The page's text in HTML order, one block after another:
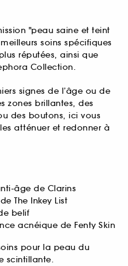
"peau saine et teint
soins spécifiques
réputées, ainsi que
Collection.
signes de l’âge ou de
zones brillantes, des
des boutons, ici vous
atténuer et redonner à
âge de Clarins
The Inkey List
belif
acnéique de Fenty Skin
pour la peau du
scintillante.